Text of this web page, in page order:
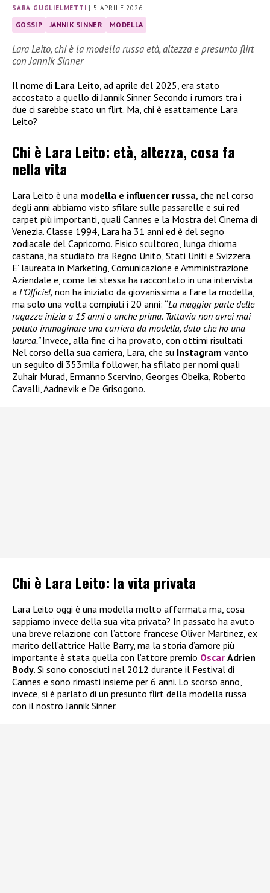
SARA GUGLIELMETTI |5 APRILE 2026
GOSSIP JANNIK SINNER MODELLA
Lara Leito, chi è la modella russa età, altezza e presunto flirt
con Jannik Sinner
Il nome di Lara Leito , ad aprile del 2025, era stato
accostato a quello di Jannik Sinner. Secondo i rumors tra i
due ci sarebbe stato un flirt. Ma, chi è esattamente Lara
Leito?
Chi è Lara Leito: età, altezza, cosa fa
nella vita
Lara Leito è una modella e influencer russa, che nel corso
degli anni abbiamo visto sfilare sulle passarelle e sui red
carpet più importanti, quali Cannes e la Mostra del Cinema di
Venezia. Classe 1994, Lara ha 31 anni ed è del segno
zodiacale del Capricorno. Fisico scultoreo, lunga chioma
castana, ha studiato tra Regno Unito, Stati Uniti e Svizzera.
E’ laureata in Marketing, Comunicazione e Amministrazione
Aziendale e, come lei stessa ha raccontato in una intervista
a L’Officiel, non ha iniziato da giovanissima a fare la modella,
ma solo una volta compiuti i 20 anni: “La maggior parte delle
ragazze inizia a 15 anni o anche prima. Tuttavia non avrei mai
potuto immaginare una carriera da modella, dato che ho una
laurea.”Invece, alla fine ci ha provato, con ottimi risultati.
Nel corso della sua carriera, Lara, che su Instagram vanto
un seguito di 353mila follower, ha sfilato per nomi quali
Zuhair Murad, Ermanno Scervino, Georges Obeika, Roberto
Cavalli, Aadnevik e De Grisogono.
Chi è Lara Leito: la vita privata
Lara Leito oggi è una modella molto affermata ma, cosa
sappiamo invece della sua vita privata? In passato ha avuto
una breve relazione con l’attore francese Oliver Martinez, ex
marito dell’attrice Halle Barry, ma la storia d’amore più
importante è stata quella con l’attore premio Oscar Adrien
Body. Si sono conosciuti nel 2012 durante il Festival di
Cannes e sono rimasti insieme per 6 anni. Lo scorso anno,
invece, si è parlato di un presunto flirt della modella russa
con il nostro Jannik Sinner.